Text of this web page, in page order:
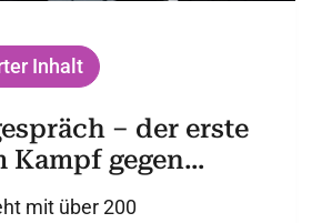
Inhalt
– der erste
Kampf gegen
mit über 200